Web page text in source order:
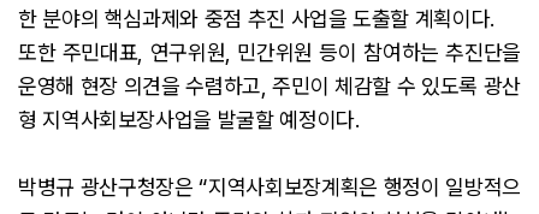
한 분야의 핵심과제와 중점 추진 사업을 도출할 계획이다.
또한 주민대표, 연구위원, 민간위원 등이 참여하는 추진단을
운영해 현장 의견을 수렴하고, 주민이 체감할 수 있도록 광산
형 지역사회보장사업을 발굴할 예정이다.
박병규 광산구청장은 “지역사회보장계획은 행정이 일방적으